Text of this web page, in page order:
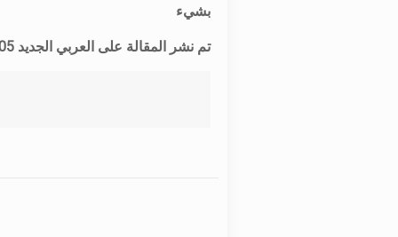
بشيء
تم نشر المقالة على العربي الجديد 05 ابريل 2024